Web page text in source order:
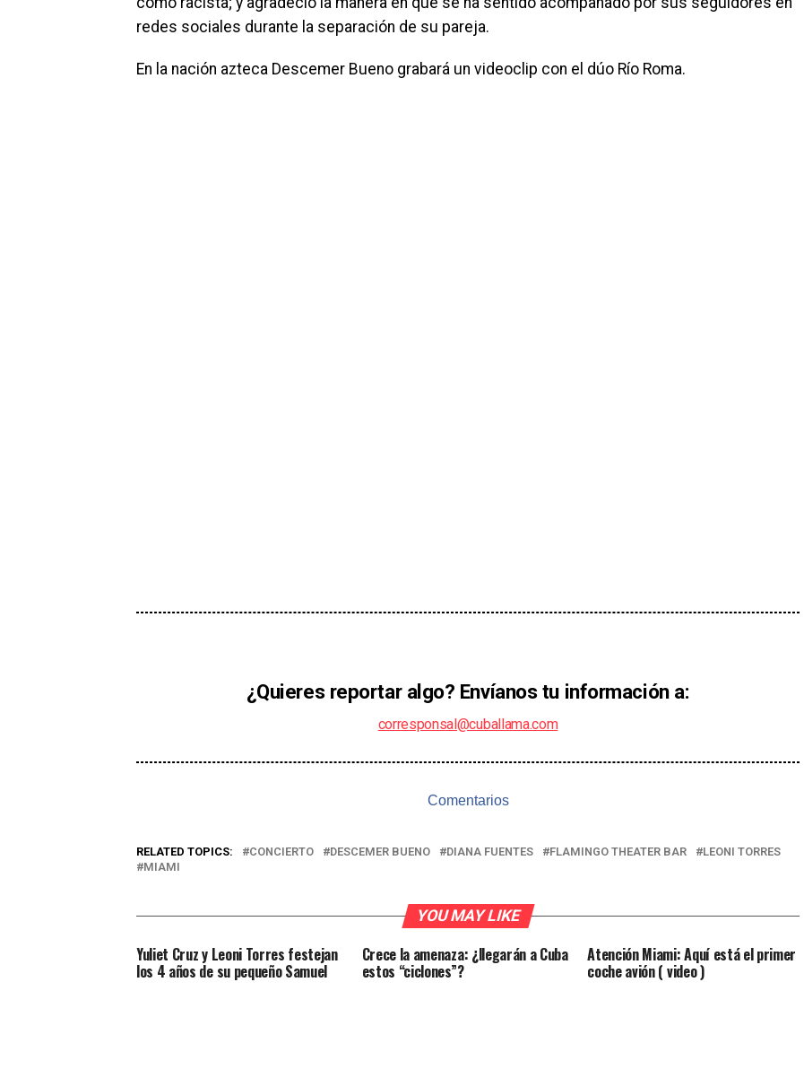
redes sociales durante la separación de su pareja.
En la nación azteca Descemer Bueno grabará un videoclip con el dúo Río Roma.
¿Quieres reportar algo? Envíanos tu información a:
corresponsal@cuballama.com
Comentarios
RELATED TOPICS: CONCIERTO DESCEMER BUENO DIANA FUENTES FLAMINGO THEATER BAR
LEONI TORRES
MIAMI
YOU MAY LIKE
Yuliet Cruz y Leoni Torres festejan
los 4 años de su pequeño Samuel
Crece la amenaza: ¿llegarán a Cuba
estos “ciclones”?
Atención Miami: Aquí está el primer
coche avión ( video )